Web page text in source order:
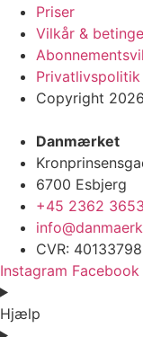
Priser
Vilkår &
Privatlivspolitik
Copyright
Danmærket
6700 Esbjerg
+45 2362 3653
CVR: 40133798
Instagram Facebook
Hjælp